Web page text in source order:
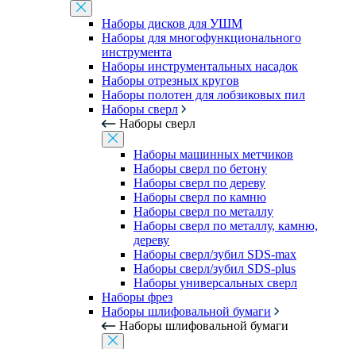
Наборы дисков для УШМ
Наборы для многофункционального
инструмента
Наборы инструментальных насадок
Наборы отрезных кругов
Наборы полотен для лобзиковых пил
Наборы сверл
Наборы сверл
Наборы машинных метчиков
Наборы сверл по бетону
Наборы сверл по дереву
Наборы сверл по камню
Наборы сверл по металлу
Наборы сверл по металлу, камню,
дереву
Наборы сверл/зубил SDS-max
Наборы сверл/зубил SDS-plus
Наборы универсальных сверл
Наборы фрез
Наборы шлифовальной бумаги
Наборы шлифовальной бумаги